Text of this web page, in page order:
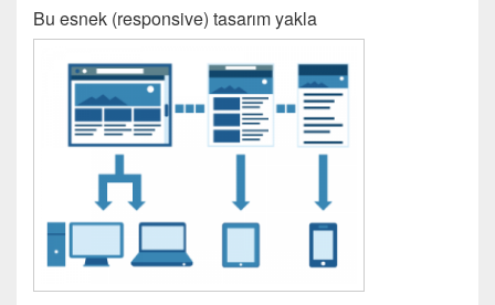
Bu esnek (responsive) tasarım yakla